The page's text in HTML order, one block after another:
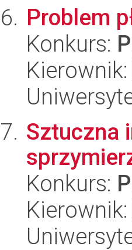
Problem
Konkurs:
Sztuczna
Konkurs: